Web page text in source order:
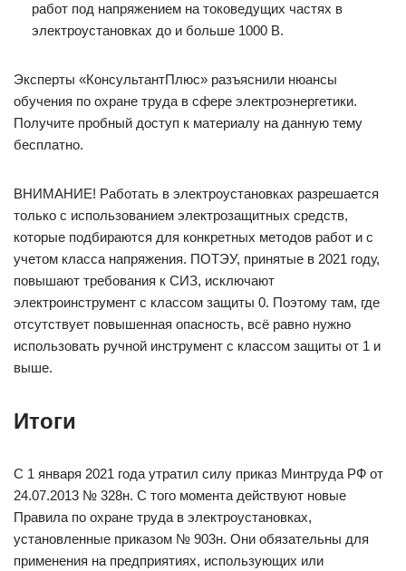
работ под напряжением на токоведущих частях в
электроустановках до и больше 1000 В.
Эксперты «КонсультантПлюс» разъяснили нюансы
обучения по охране труда в сфере электроэнергетики.
Получите пробный доступ к материалу на данную тему
бесплатно.
ВНИМАНИЕ! Работать в электроустановках разрешается
только с использованием электрозащитных средств,
которые подбираются для конкретных методов работ и с
учетом класса напряжения. ПОТЭУ, принятые в 2021 году,
повышают требования к СИЗ, исключают
электроинструмент с классом защиты 0. Поэтому там, где
отсутствует повышенная опасность, всё равно нужно
использовать ручной инструмент с классом защиты от 1 и
выше.
Итоги
С 1 января 2021 года утратил силу приказ Минтруда РФ от
24.07.2013 № 328н. С того момента действуют новые
Правила по охране труда в электроустановках,
установленные приказом № 903н. Они обязательны для
применения на предприятиях, использующих или